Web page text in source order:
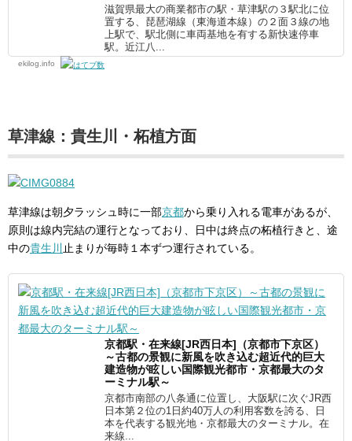
滋賀県最大の商業都市の駅・草津駅の３駅北に位
置する、琵琶湖線（東海道本線）の２面３線の地
上駅で、駅北側に車両基地を有する新快速停車
駅。近江八...
ekilog.info
草津線：貴生川・柘植方面
草津線は朝夕ラッシュ時に一部京都から乗り入れる電車があるが、
原則は線内完結の運行となっており、日中は終点の柘植行きと、途
中の貴生川 止まりが毎時１本ずつ運行されている。
京都駅・在来線[JR西日本]（京都市下京区）
～古都の景観に新風を吹き込む超近代的巨大
建造物が眩しい国際観光都市・京都最大のタ
ーミナル駅～
京都市南部の八条通に位置し、大阪駅に次ぐJR西
日本第２位の1日約40万人の利用客数を誇る、日
本を代表する観光地・京都最大のターミナル。在
来線...